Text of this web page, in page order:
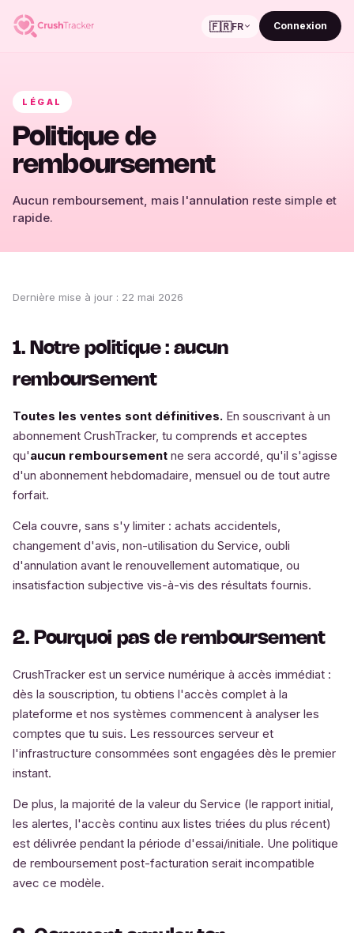
🇫🇷FR Connexion
LÉGAL
Politique de
remboursement
Aucun remboursement, mais l'annulation reste simple et
rapide.
Dernière mise à jour : 22 mai 2026
1. Notre politique : aucun
remboursement
Toutes les ventes sont définitives. En souscrivant à un
abonnement CrushTracker, tu comprends et acceptes
qu'aucun remboursement ne sera accordé, qu'il s'agisse
d'un abonnement hebdomadaire, mensuel ou de tout autre
forfait.
Cela couvre, sans s'y limiter : achats accidentels,
changement d'avis, non-utilisation du Service, oubli
d'annulation avant le renouvellement automatique, ou
insatisfaction subjective vis-à-vis des résultats fournis.
2. Pourquoi pas de remboursement
CrushTracker est un service numérique à accès immédiat :
dès la souscription, tu obtiens l'accès complet à la
plateforme et nos systèmes commencent à analyser les
comptes que tu suis. Les ressources serveur et
l'infrastructure consommées sont engagées dès le premier
instant.
De plus, la majorité de la valeur du Service (le rapport initial,
les alertes, l'accès continu aux listes triées du plus récent)
est délivrée pendant la période d'essai/initiale. Une politique
de remboursement post-facturation serait incompatible
avec ce modèle.